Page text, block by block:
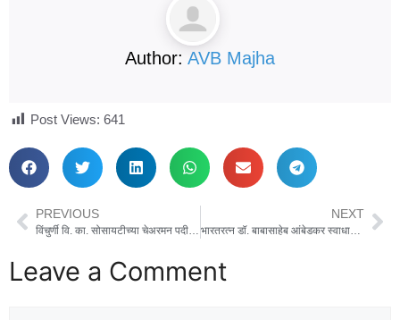
Author: AVB Majha
Post Views: 641
PREVIOUS NEXT
भारतरत्न डॉ. बाबासाहेब आंबेडकर स्वाधार योजनेचे अर्ज 15 मार्चपर्यंत भरण्यास मुदतवाढ
Leave a Comment